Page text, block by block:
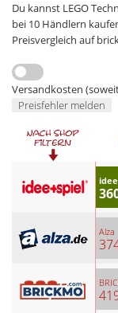
Du kannst LEGO
bei 10 Händlern
Preisvergleich auf
Versandkosten
Preisfehler melden
Alza